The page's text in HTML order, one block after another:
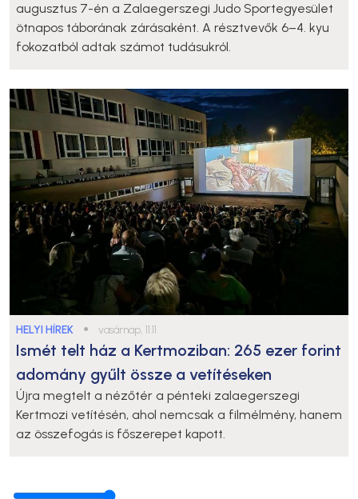
augusztus 7-én a Zalaegerszegi Judo Sportegyesület
ötnapos táborának zárásaként. A résztvevők 6–4. kyu
fokozatból adtak számot tudásukról.
HELYI HÍREK ● vasárnap, 11:11
Ismét telt ház a Kertmoziban: 265 ezer forint
adomány gyűlt össze a vetítéseken
Újra megtelt a nézőtér a pénteki zalaegerszegi
Kertmozi vetítésén, ahol nemcsak a filmélmény, hanem
az összefogás is főszerepet kapott.